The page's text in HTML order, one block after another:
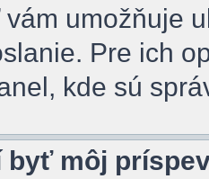
umožňuje
Pre ich
kde sú
byť môj